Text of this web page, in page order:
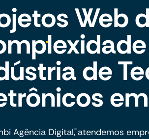
Web
de
Agência Digital, atendemos